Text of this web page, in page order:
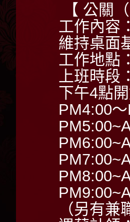
【 公關
工作內容
維持桌面
工作地點
上班時段
下午4點
PM4:00
（另有